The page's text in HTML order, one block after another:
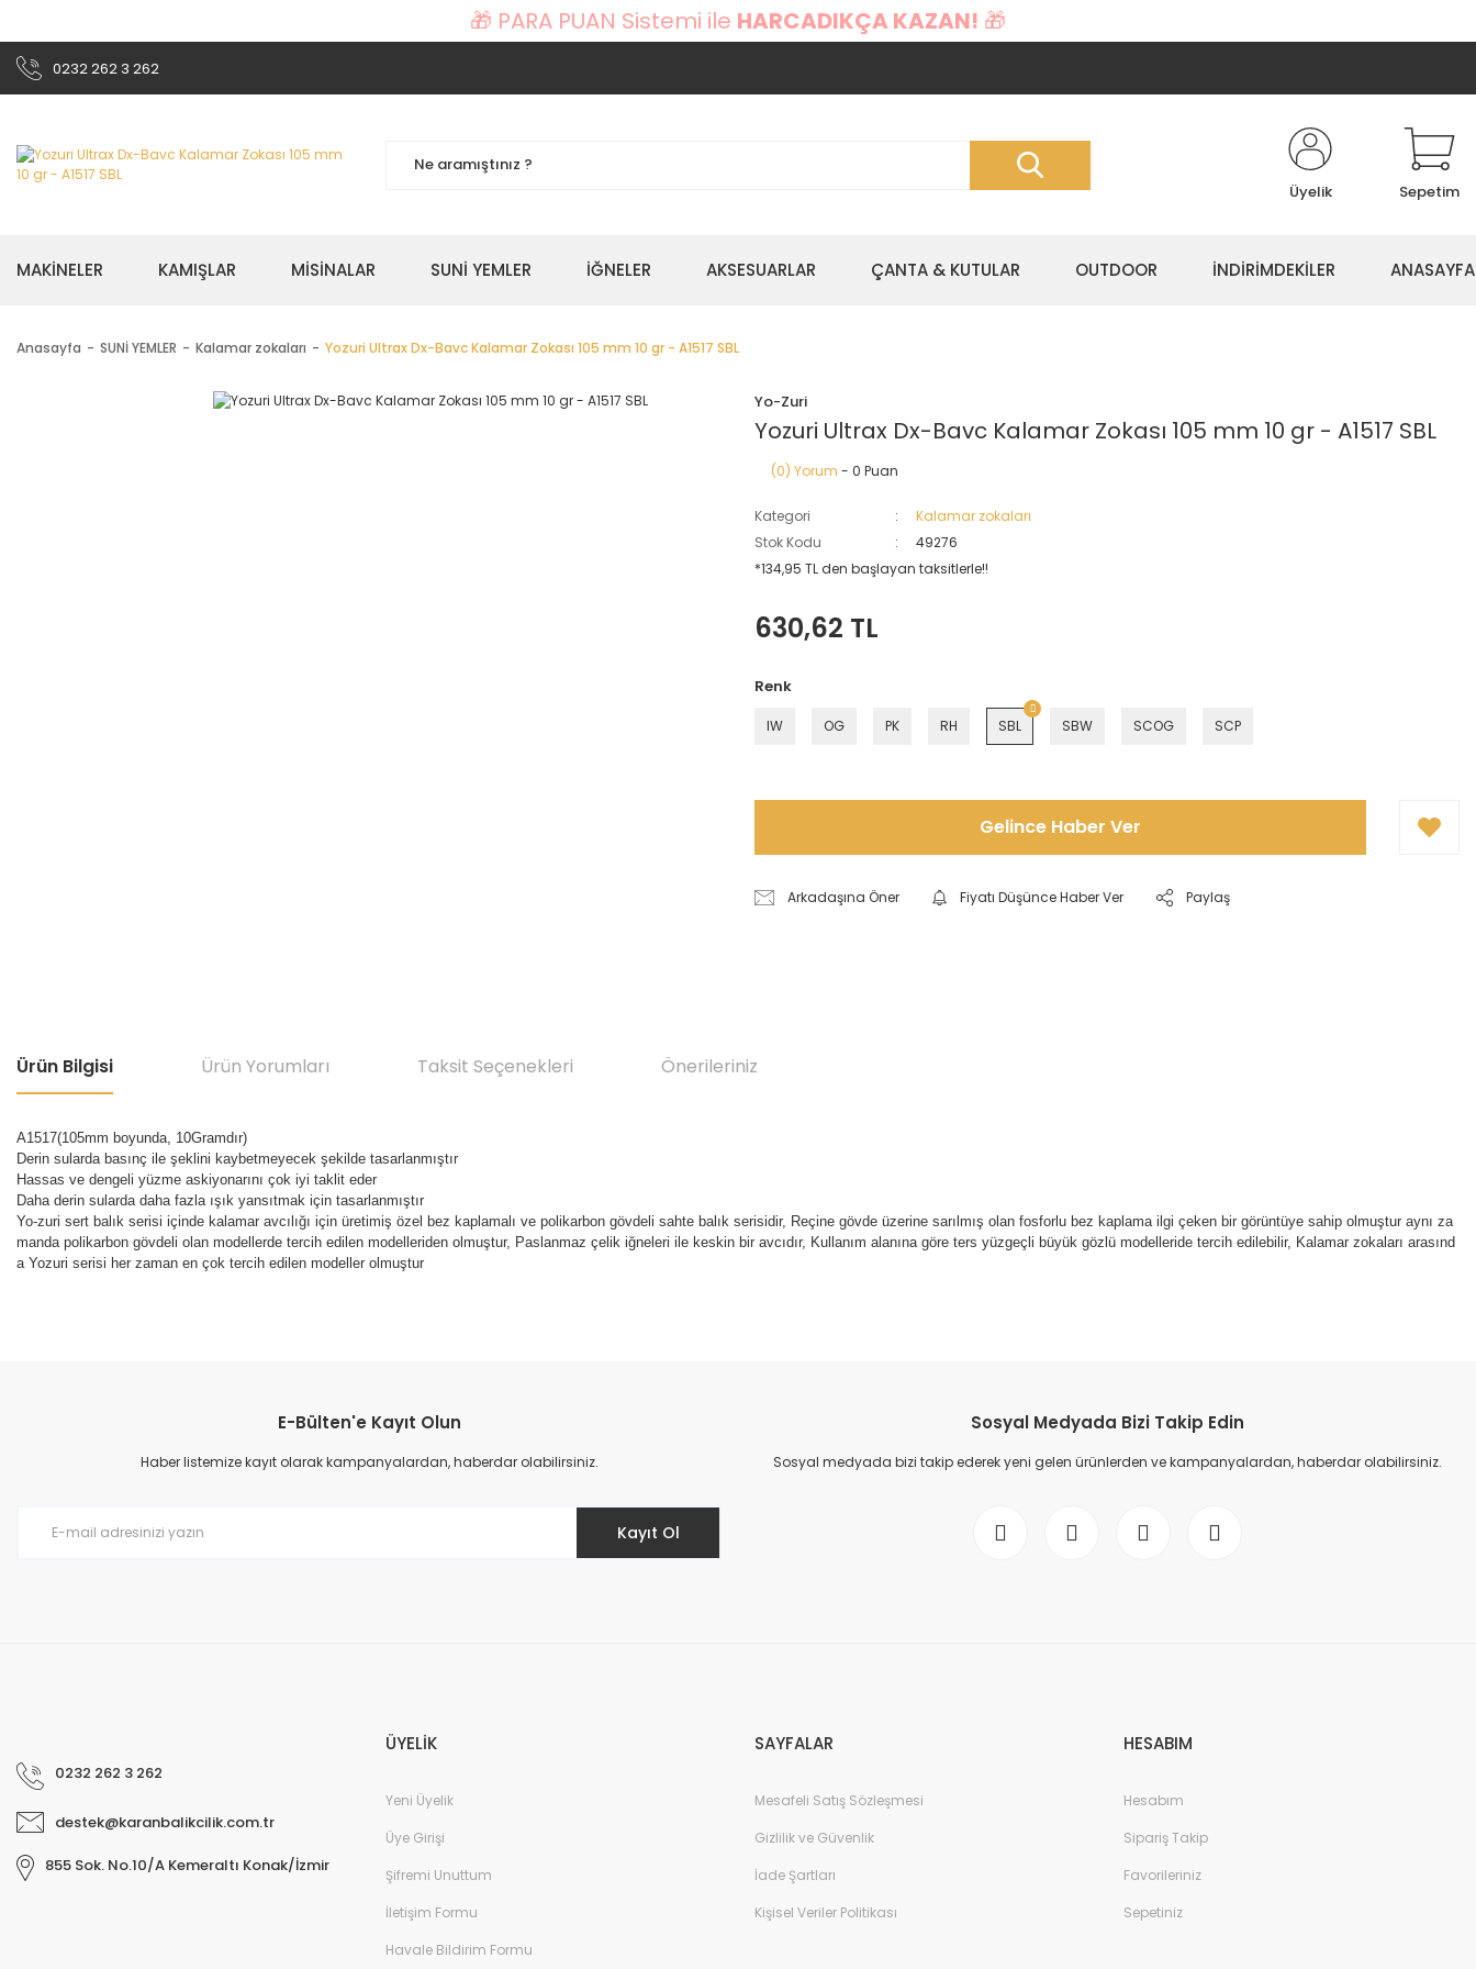
🎁 PARA PUAN Sistemi ile HARCADIKÇA KAZAN! 🎁
0232 262 3 262
Üyelik Sepetim
MAKİNELER KAMIŞLAR MİSİNALAR SUNİ YEMLER İĞNELER AKSESUARLAR ÇANTA & KUTULAR OUTDOOR İNDİRİMDEKİLER ANASAYFA
Anasayfa SUNİ YEMLER Kalamar zokaları Yozuri Ultrax Dx-Bavc Kalamar Zokası 105 mm 10 gr - A1517 SBL
Yo-Zuri
Yozuri Ultrax Dx-Bavc Kalamar Zokası 105 mm 10 gr - A1517 SBL
(0) Yorum - 0 Puan
Kategori
Kalamar zokaları
Stok Kodu
49276
*134,95 TL den başlayan taksitlerle!!
630,62 TL
Renk
IW OG PK RH SBL SBW SCOG SCP
Gelince Haber Ver
Arkadaşına Öner Fiyatı Düşünce Haber Ver Paylaş
Ürün Bilgisi Ürün Yorumları Taksit Seçenekleri Önerileriniz
A1517(105mm boyunda, 10Gramdır)
Derin sularda basınç ile şeklini kaybetmeyecek şekilde tasarlanmıştır
Hassas ve dengeli yüzme askiyonarını çok iyi taklit eder
Daha derin sularda daha fazla ışık yansıtmak için tasarlanmıştır
Yo-zuri sert balık serisi içinde kalamar avcılığı için üretimiş özel bez kaplamalı ve polikarbon gövdeli sahte balık serisidir, Reçine gövde üzerine sarılmış olan fosforlu bez kaplama ilgi çeken bir görüntüye sahip olmuştur aynı za
manda polikarbon gövdeli olan modellerde tercih edilen modelleriden olmuştur, Paslanmaz çelik iğneleri ile keskin bir avcıdır, Kullanım alanına göre ters yüzgeçli büyük gözlü modelleride tercih edilebilir, Kalamar zokaları arasınd
a Yozuri serisi her zaman en çok tercih edilen modeller olmuştur
Ürün resmi kalitesiz, bozuk veya görüntülenemiyor.
Ürün açıklamasında eksik bilgiler bulunuyor.
E-Bülten'e Kayıt Olun
Haber listemize kayıt olarak kampanyalardan, haberdar olabilirsiniz.
Kayıt Ol
Sosyal Medyada Bizi Takip Edin
Sosyal medyada bizi takip ederek yeni gelen ürünlerden ve kampanyalardan, haberdar olabilirsiniz.
0232 262 3 262
destek@karanbalikcilik.com.tr
855 Sok. No.10/A Kemeraltı Konak/İzmir
ÜYELİK
Yeni Üyelik
Üye Girişi
Şifremi Unuttum
İletişim Formu
Havale Bildirim Formu
SAYFALAR
Mesafeli Satış Sözleşmesi
Gizlilik ve Güvenlik
İade Şartları
Kişisel Veriler Politikası
HESABIM
Hesabım
Sipariş Takip
Favorileriniz
Sepetiniz